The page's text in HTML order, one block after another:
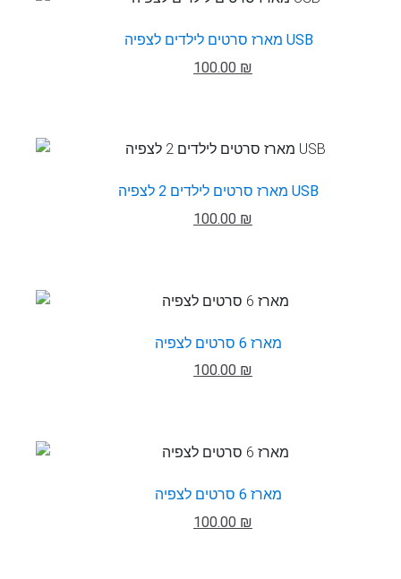
מארז סרטים לילדים לצפיה USB
100.00 ₪
מארז סרטים לילדים 2 לצפיה USB
100.00 ₪
מארז 6 סרטים לצפיה
100.00 ₪
מארז 6 סרטים לצפיה
100.00 ₪